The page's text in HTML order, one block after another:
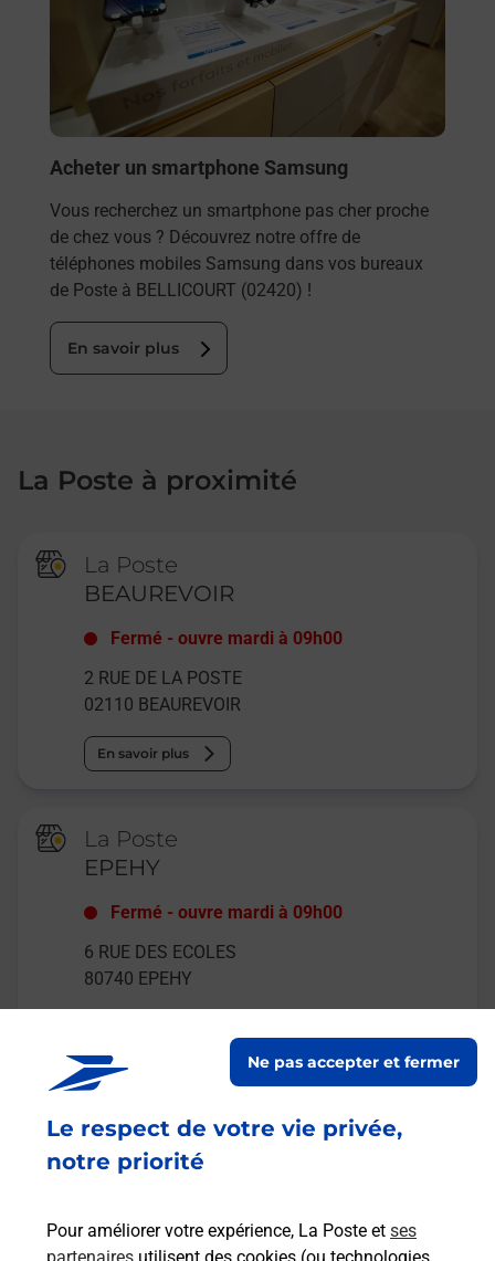
Le respect de votre vie privée,
notre priorité
Pour améliorer votre expérience, La Poste et ses
Ne pas accepter et fermer
Acheter un smartphone Samsung
Vous recherchez un smartphone pas cher proche
de chez vous ? Découvrez notre offre de
téléphones mobiles Samsung dans vos bureaux
de Poste à BELLICOURT (02420) !
En savoir plus
La Poste à proximité
La Poste
BEAUREVOIR
Fermé -ouvre mardi à 09h00
2 RUE DE LA POSTE
02110 BEAUREVOIR
En savoir plus
La Poste
EPEHY
Fermé -ouvre mardi à 09h00
6 RUE DES ECOLES
80740 EPEHY
Malin !
La Poste
Ouvert 24h/24